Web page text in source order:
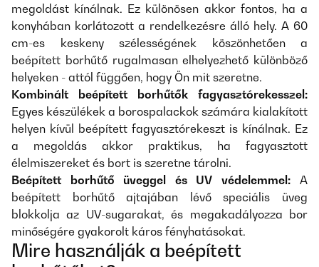
megoldást kínálnak. Ez különösen akkor fontos, ha a
konyhában korlátozott a rendelkezésre álló hely. A 60
cm-es keskeny szélességének köszönhetően a
beépített borhűtő rugalmasan elhelyezhető különböző
helyeken - attól függően, hogy Ön mit szeretne.
Kombinált beépített borhűtők fagyasztórekesszel:
Egyes készülékek a borospalackok számára kialakított
helyen kívül beépített fagyasztórekeszt is kínálnak. Ez
a megoldás akkor praktikus, ha fagyasztott
élelmiszereket és bort is szeretne tárolni.
Beépített borhűtő üveggel és UV védelemmel:A
beépített borhűtő ajtajában lévő speciális üveg
blokkolja az UV-sugarakat, és megakadályozza bor
minőségére gyakorolt káros fényhatásokat.
Mire használják a beépített